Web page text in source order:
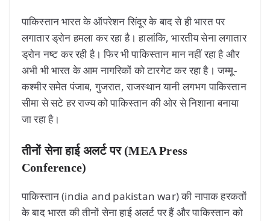
पाकिस्तान भारत के ऑपरेशन सिंदूर के बाद से ही भारत पर
लगातार ड्रोन हमला कर रहा है। हालांकि, भारतीय सेना लगातार
ड्रोन नष्ट कर रही है। फिर भी पाकिस्तान मान नहीं रहा है और
अभी भी भारत के आम नागरिकों को टारगेट कर रहा है। जम्मू-
कश्मीर समेत पंजाब, गुजरात, राजस्थान यानी लगभग पाकिस्तान
सीमा से सटे हर राज्य को पाकिस्तान की ओर से निशाना बनाया
जा रहा है।
तीनों सेना हाई अलर्ट पर (MEA Press
Conference)
पाकिस्तान (india and pakistan war) की नापाक हरकतों
के बाद भारत की तीनों सेना हाई अलर्ट पर हैं और पाकिस्तान को